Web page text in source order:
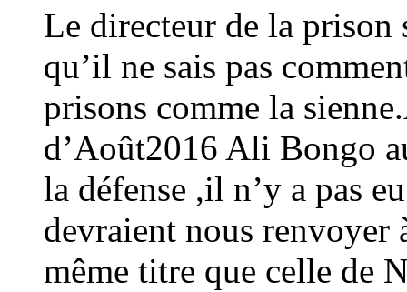
Le directeur de la prison
qu’il ne sais pas
prisons comme la
d’Août2016 Ali Bongo
la défense ,il n’y a pas
devraient nous
même titre que celle de